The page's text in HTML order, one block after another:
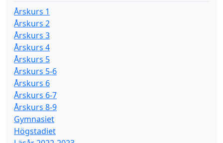
Årskurs 1
Årskurs 2
Årskurs 3
Årskurs 4
Årskurs 5
Årskurs 5-6
Årskurs 6
Årskurs 6-7
Årskurs 8-9
Gymnasiet
Högstadiet